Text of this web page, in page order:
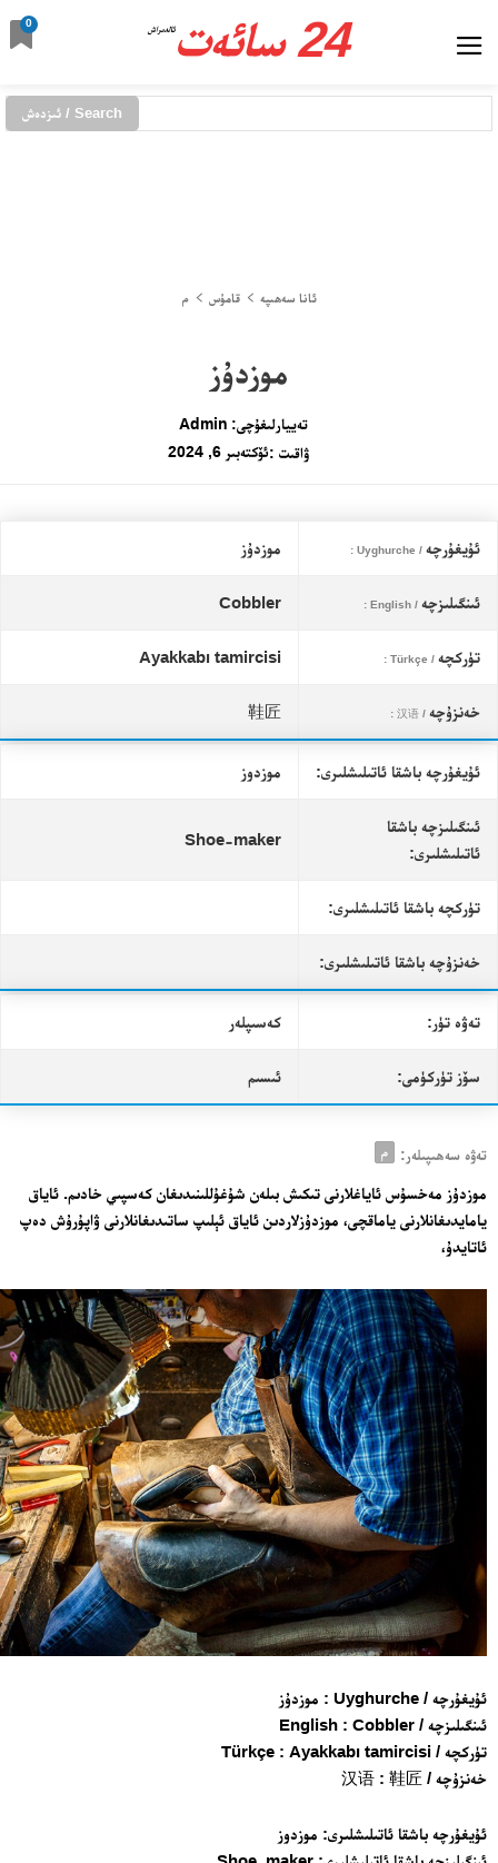
24 سائەت ئالدىراش
0
Search / ئىزدەش
ئانا سەھىپە قامۇس م
موزدۇز
تەييارلىغۇچى: Admin
ۋاقىت :ئۆكتەبىر 6, 2024
ئۇيغۇرچە / Uyghurche : موزدۇز
ئىنگىلىزچە / English :
Cobbler
تۈركچە / Türkçe :
Ayakkabı tamircisi
خەنزۇچە / 汉语 :
鞋匠
ئۇيغۇرچە باشقا ئاتىلىشلىرى: موزدوز
ئىنگىلىزچە باشقا
ئاتىلىشلىرى:
Shoe-maker
تۈركچە باشقا ئاتىلىشلىرى:
خەنزۇچە باشقا ئاتىلىشلىرى:
تەۋە تۈر: كەسىپلەر
سۆز تۈركۈمى: ئىسىم
تەۋە سەھىپىلەر: م
موزدۇز مەخسۇس ئاياغلارنى تىكىش بىلەن شۇغۇللىنىدىغان كەسپىي خادىم. ئاياق
يامايدىغانلارنى ياماقچى، موزدۇزلاردىن ئاياق ئېلىپ ساتىدىغانلارنى ۋاپۇرۇش دەپ
ئاتايدۇ،
ئۇيغۇرچە / Uyghurche : موزدۇز
ئىنگىلىزچە / English : Cobbler
تۈركچە / Türkçe : Ayakkabı tamircisi
خەنزۇچە / 汉语 : 鞋匠
ئۇيغۇرچە باشقا ئاتىلىشلىرى: موزدوز